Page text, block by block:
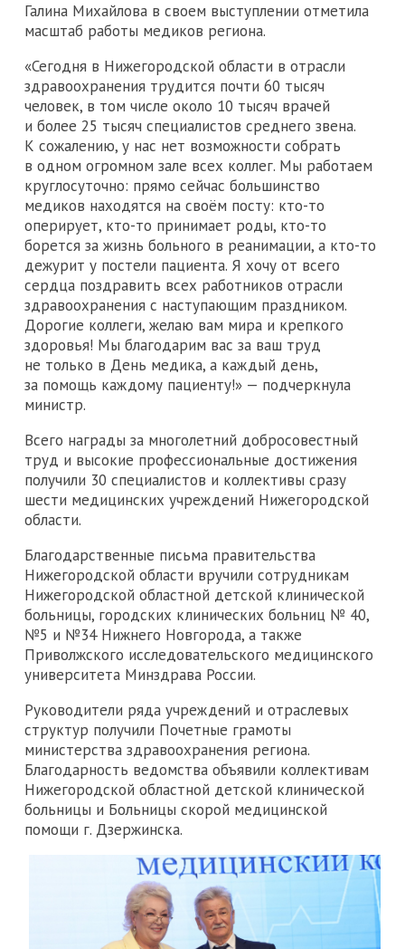
Галина Михайлова в своем выступлении отметила
масштаб работы медиков региона.
«Сегодня в Нижегородской области в отрасли
здравоохранения трудится почти 60 тысяч
человек, в том числе около 10 тысяч врачей
и более 25 тысяч специалистов среднего звена.
К сожалению, у нас нет возможности собрать
в одном огромном зале всех коллег. Мы работаем
круглосуточно: прямо сейчас большинство
медиков находятся на своём посту: кто-то
оперирует, кто-то принимает роды, кто-то
борется за жизнь больного в реанимации, а кто-то
дежурит у постели пациента. Я хочу от всего
сердца поздравить всех работников отрасли
здравоохранения с наступающим праздником.
Дорогие коллеги, желаю вам мира и крепкого
здоровья! Мы благодарим вас за ваш труд
не только в День медика, а каждый день,
за помощь каждому пациенту!» — подчеркнула
министр.
Всего награды за многолетний добросовестный
труд и высокие профессиональные достижения
получили 30 специалистов и коллективы сразу
шести медицинских учреждений Нижегородской
области.
Благодарственные письма правительства
Нижегородской области вручили сотрудникам
Нижегородской областной детской клинической
больницы, городских клинических больниц № 40,
№5 и №34 Нижнего Новгорода, а также
Приволжского исследовательского медицинского
университета Минздрава России.
Руководители ряда учреждений и отраслевых
структур получили Почетные грамоты
министерства здравоохранения региона.
Благодарность ведомства объявили коллективам
Нижегородской областной детской клинической
больницы и Больницы скорой медицинской
помощи г. Дзержинска.